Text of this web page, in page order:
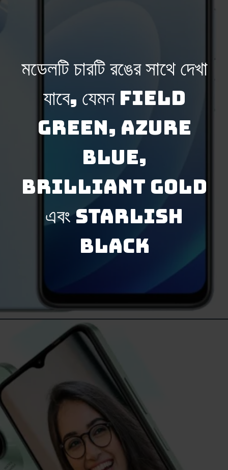
মডেলটি চারটি রঙের সাথে দেখা
যাবে, যেমন Field
Green, Azure
Blue,
Brilliant Gold
এবং Starlish
Black